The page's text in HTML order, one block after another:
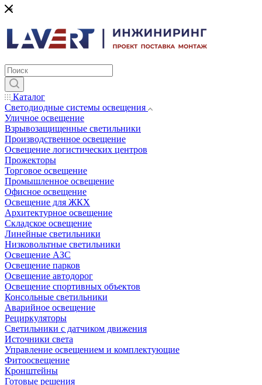
Каталог
Светодиодные системы освещения
Уличное освещение
Взрывозащищенные светильники
Производственное освещение
Освещение логистических центров
Прожекторы
Торговое освещение
Промышленное освещение
Офисное освещение
Освещение для ЖКХ
Архитектурное освещение
Складское освещение
Линейные светильники
Низковольтные светильники
Освещение АЗС
Освещение парков
Освещение автодорог
Освещение спортивных объектов
Консольные светильники
Аварийное освещение
Рециркуляторы
Светильники с датчиком движения
Источники света
Управление освещением и комплектующие
Фитоосвещение
Кронштейны
Готовые решения
*